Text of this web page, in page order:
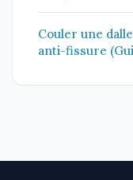
Couler une
anti-fissure